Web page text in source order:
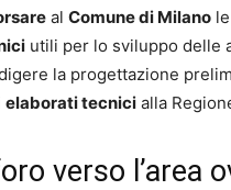
al Comune di Milano
utili per lo sviluppo delle
la progettazione
elaborati tecnici alla
verso l’area